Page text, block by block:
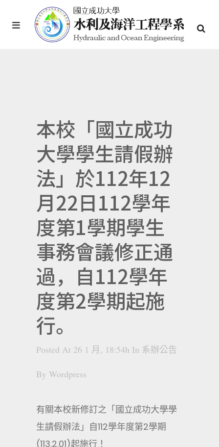
本校「國立成功
大學學生請假辦
法」於112年12
月22日112學年
度第1學期學生
事務會議修正通
過，自112學年
度第2學期起施
行。
Posted At 26 1 月, 18:54h In 系辦公告
By Wordpress
有關本校新修訂之「國立成功大學學
生請假辦法」自112學年度第2學期
(113.2.01)起施行！